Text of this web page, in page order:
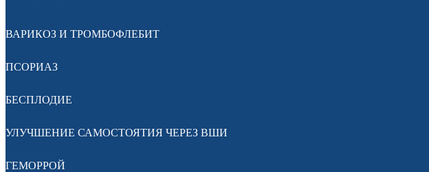
ВАРИКОЗ И ТРОМБОФЛЕБИТ
ПСОРИАЗ
БЕСПЛОДИЕ
УЛУЧШЕНИЕ САМОСТОЯТИЯ ЧЕРЕЗ ВШИ
ГЕМОРРОЙ